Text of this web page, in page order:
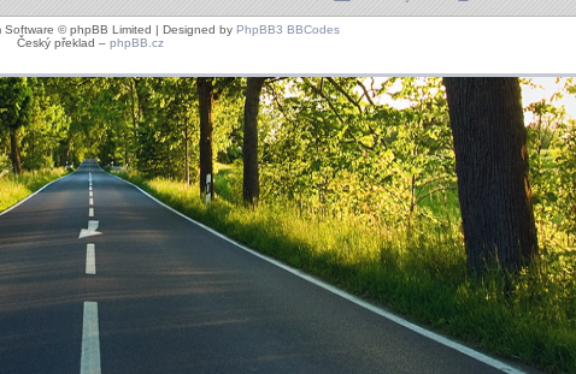
Software © phpBB Limited | Designed by PhpBB3 BBCodes
Český překlad – phpBB.cz